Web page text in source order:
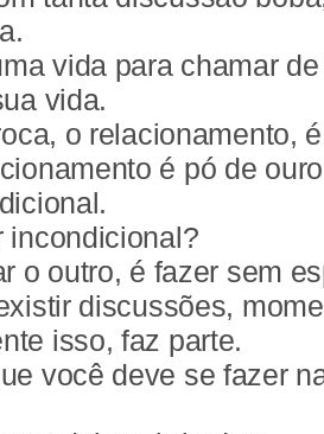
vida para chamar
vida.
o relacionamento,
é pó de
incondicional?
o outro, é fazer sem
discussões,
isso, faz parte.
você deve se fazer